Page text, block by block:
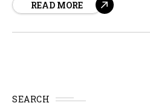
cuidado de la creación como
READ MORE
SEARCH